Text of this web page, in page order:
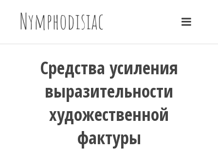
Nymphodisiac
Средства усиления
выразительности
художественной
фактуры